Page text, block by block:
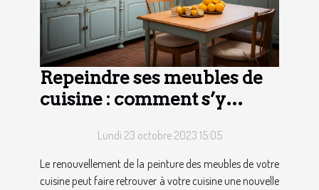
Repeindre ses meubles de
cuisine : comment s’y
Lundi 23 octobre 2023 15:05
Le renouvellement de la peinture des meubles de votre
cuisine peut faire retrouver à votre cuisine une nouvelle